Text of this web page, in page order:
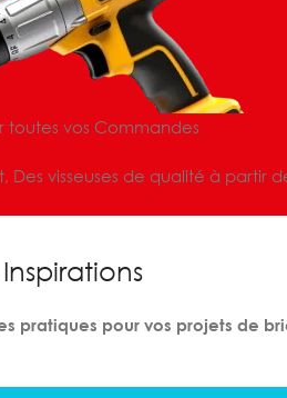
toutes vos Commandes
visseuses de qualité à partir
pratiques pour vos projets de